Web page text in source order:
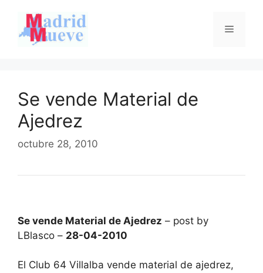
contenido
Menú
Se vende Material de
Ajedrez
octubre 28, 2010
Se vende Material de Ajedrez – post by
LBlasco – 28-04-2010
El Club 64 Villalba vende material de ajedrez,